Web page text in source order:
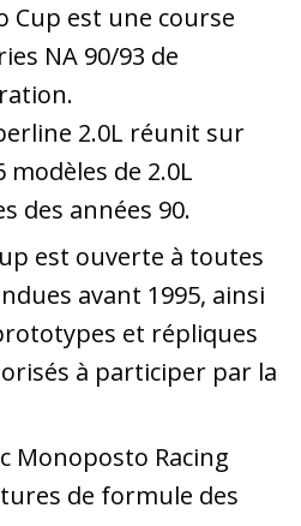
Cup est une course
NA 90/93 de
2.0L réunit sur
de 2.0L
des années 90.
est ouverte à toutes
avant 1995, ainsi
et répliques
à participer par la
Monoposto Racing
de formule des